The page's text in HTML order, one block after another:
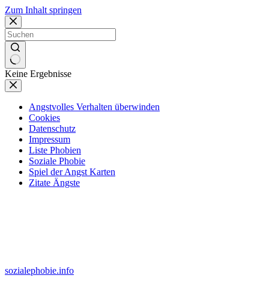
Zum Inhalt springen
Keine Ergebnisse
Angstvolles Verhalten überwinden
Cookies
Datenschutz
Impressum
Liste Phobien
Soziale Phobie
Spiel der Angst Karten
Zitate Ängste
sozialephobie.info